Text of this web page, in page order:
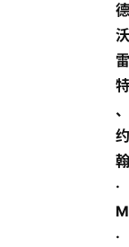
德
沃
雷
特
、
约
翰
·
M
·